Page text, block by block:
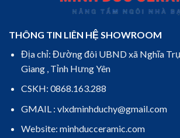
THÔNG TIN LIÊN HỆ SHOWROOM
Địa chỉ: Đường đôi UBND xã Nghĩa Trụ
Giang , Tỉnh Hưng Yên
CSKH: 0868.163.288
GMAIL : vlxdminhduchy@gmail.com
Website: minhducceramic.com